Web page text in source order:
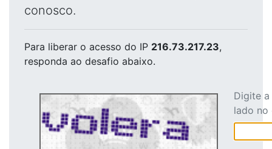
conosco.
Para liberar o acesso do IP 216.73.217.23,
responda ao desafio abaixo.
Digite
lado no